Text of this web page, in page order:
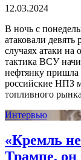
12.03.2024
В ночь с
атаковали
случаях атаки
тактика ВСУ
нефтянку пришла
российские НПЗ
топливного
Интервью
«Кремль
Трампе, он